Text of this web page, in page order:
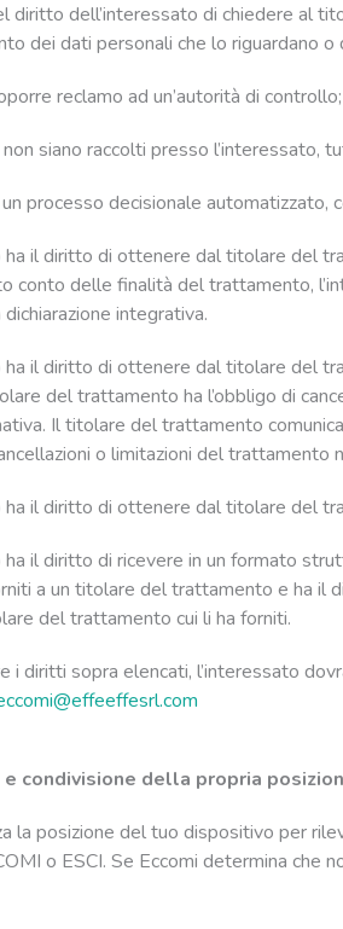
diritto dell’interessato di chiedere al
dei dati personali che lo riguardano
reclamo ad un’autorità di controllo;
siano raccolti presso l’interessato,
un processo decisionale automatizzato,
ha il diritto di ottenere dal titolare del
conto delle finalità del trattamento,
integrativa.
ha il diritto di ottenere dal titolare del
del trattamento ha l’obbligo di
Il titolare del trattamento
o limitazioni del
ha il diritto di ottenere dal titolare del
ha il diritto di ricevere in un formato
a un titolare del trattamento e ha
del trattamento cui li ha forniti.
i diritti sopra elencati, l’interessato
e condivisione della propria
la posizione del tuo dispositivo per
o ESCI. Se Eccomi determina che